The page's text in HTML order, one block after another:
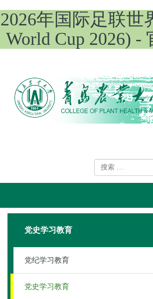
2026年国际足联世
World Cup 2026) -
党史学习教育
党纪学习教育
党史学习教育